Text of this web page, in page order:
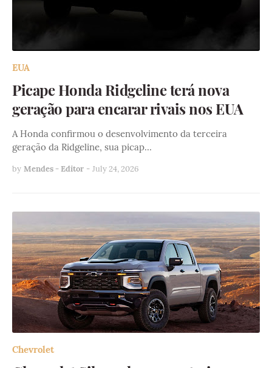
EUA
Picape Honda Ridgeline terá nova
geração para encarar rivais nos EUA
A Honda confirmou o desenvolvimento da terceira
geração da Ridgeline, sua picap…
by Mendes - Editor - July 24, 2026
Chevrolet